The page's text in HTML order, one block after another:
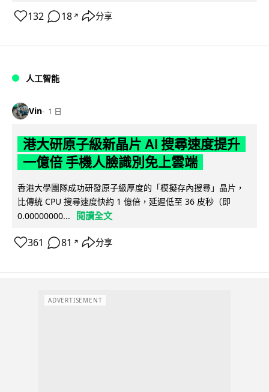
132 18 ↗ 分享
人工智能
Vin 1 日
港大研原子級新晶片 AI 搜尋速度提升
一億倍 手機人臉識別免上雲端
香港大學團隊成功研發原子級厚度的「模擬存內搜尋」晶片，
比傳統 CPU 搜尋速度快約 1 億倍，延遲低至 36 皮秒（即
0.00000000...
閱讀全文
361 81 ↗ 分享
ADVERTISEMENT